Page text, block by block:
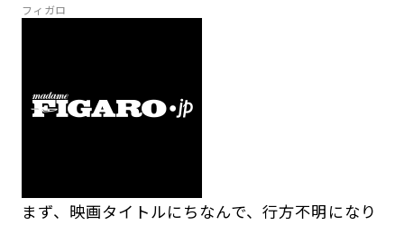
フィガロ
まず、映画タイトルにちなんで、行方不明になり